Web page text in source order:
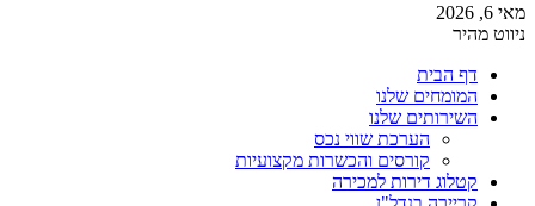
מאי 6, 2026
ניווט מהיר
דף הבית
המומחים שלנו
השירותים שלנו
הערכת שווי נכס
קורסים והכשרות מקצועיות
קטלוג דירות למכירה